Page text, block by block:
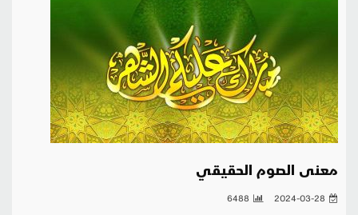
معنى الصوم الحقيقي
2024-03-28
6488